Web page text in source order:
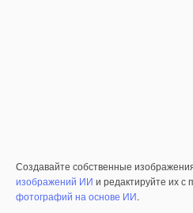
Создавайте собственные
изображений ИИ и редактируйте их
фотографий на основе ИИ.